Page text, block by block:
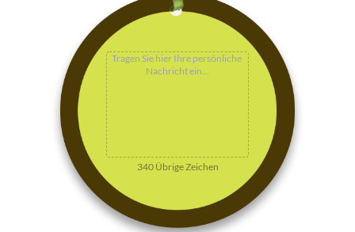
340Übrige Zeichen